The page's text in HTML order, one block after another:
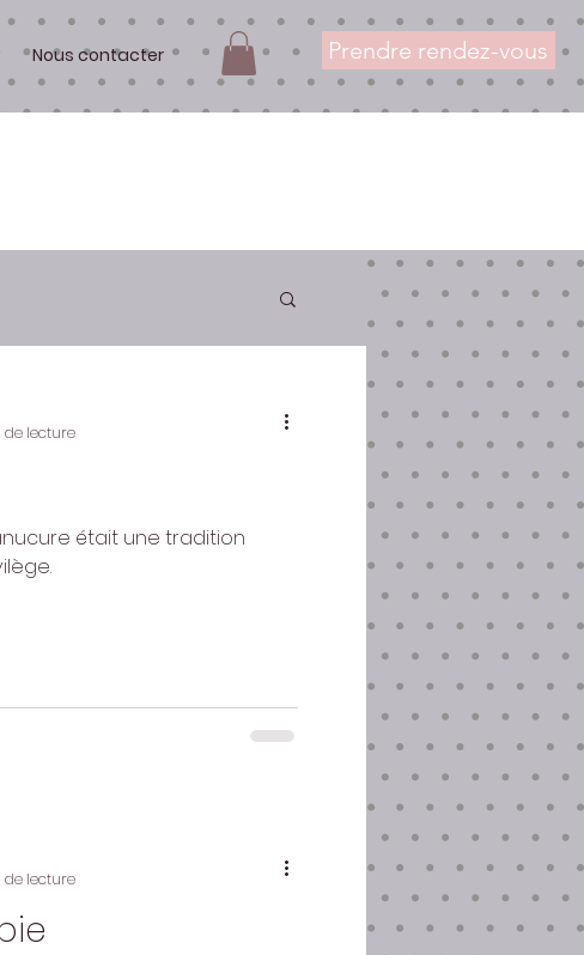
Nous contacter Prendre rendez-vous
était une tradition
de lecture
de lecture